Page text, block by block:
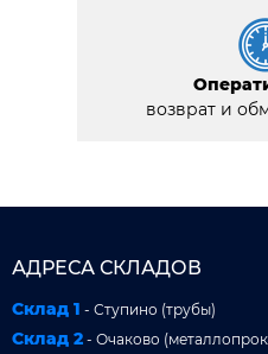
возврат и
АДРЕСА СКЛАДОВ
Склад 1 - Ступино (трубы)
Склад 2 - Очаково